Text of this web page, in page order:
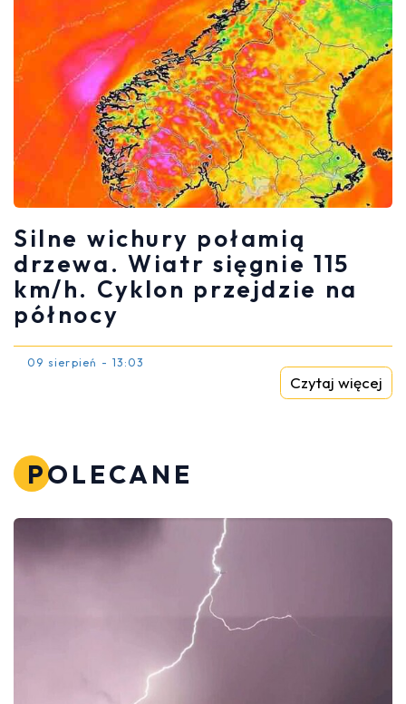
Silne wichury połamią
drzewa. Wiatr sięgnie 115
km/h. Cyklon przejdzie na
północy
09 sierpień - 13:03
Czytaj więcej
POLECANE